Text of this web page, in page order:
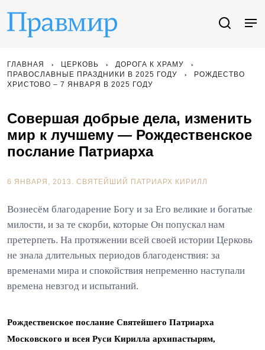
ГЛАВНАЯ ЦЕРКОВЬ
ДОРОГА К ХРАМУ
ПРАВОСЛАВНЫЕ ПРАЗДНИКИ В 2025 ГОДУ
РОЖДЕСТВО
ХРИСТОВО – 7 ЯНВАРЯ В 2025 ГОДУ
Совершая добрые дела, изменить
мир к лучшему — Рождественское
послание Патриарха
6 ЯНВАРЯ, 2013. СВЯТЕЙШИЙ ПАТРИАРХ КИРИЛЛ
Вознесём благодарение Богу и за Его великие и богатые
милости, и за те скорби, которые Он попускал нам
претерпеть. На протяжении всей своей истории Церковь
не знала длительных периодов благоденствия: за
временами мира и спокойствия непременно наступали
времена невзгод и испытаний.
Рождественское послание Святейшего Патриарха
Московского и всея Руси Кирилла архипастырям,